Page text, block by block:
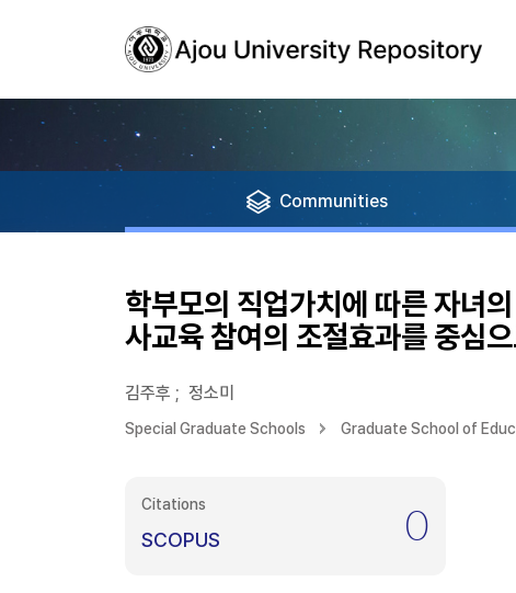
Communities
학부모의 직업가치에 따른 자녀
사교육 참여의 조절효과를 중심
김주후 ; 정소미
Special Graduate Schools Graduate School of
Citations
SCOPUS 0